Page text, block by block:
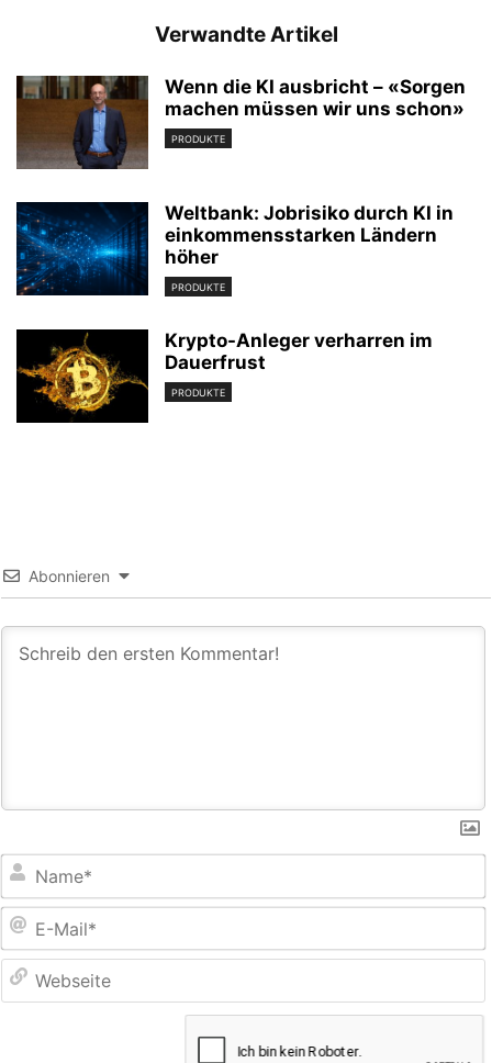
Verwandte Artikel
Wenn die KI ausbricht – «Sorgen
machen müssen wir uns schon»
PRODUKTE
Weltbank: Jobrisiko durch KI in
einkommensstarken Ländern
höher
PRODUKTE
Krypto-Anleger verharren im
Dauerfrust
PRODUKTE
Abonnieren